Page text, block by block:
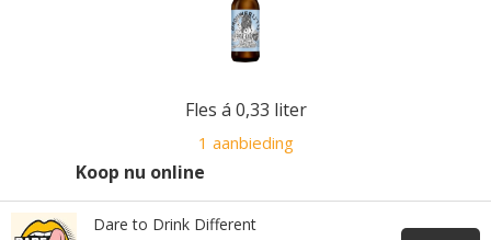
Fles á 0,33 liter
1 aanbieding
Koop nu online
Dare to Drink Different